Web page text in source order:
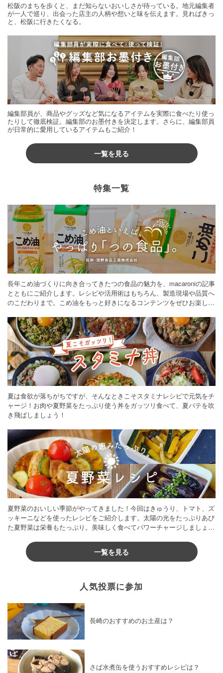
松阪のまちを歩くと、まだ知らないおいしさが待っている。地元編集者
が一人で巡り、出会った店主の人柄や想いと味を伝えます。見ればきっ
と、松阪に行きたくなる。
編集部員が、商品やグッズなど気になるアイテムを実際に食べたり使っ
たりして徹底検証。編集部のお墨付きを決定します。さらに、編集部員
が日常的に愛用しているアイテムもご紹介！
一覧を見る
特集一覧
長年こめ油づくりに向き合ってきたつの食品の魅力を、macaroniの記事
とともにご紹介します。レシピや活用術はもちろん、製造現場や品質へ
のこだわりまで。こめ油をもっと好きになるコンテンツをぜひお楽しみ
夏は食欲が落ちがちですが、そんなときこそスタミナレシピで元気をチ
ャージ！お肉や夏野菜をたっぷり使う丼をガッツリ食べて、夏バテを吹
き飛ばしましょう！
夏野菜のおいしい季節がやってきました！今回はきゅうり、トマト、ズ
ッキーニなどを使ったレシピをご紹介します。太陽の光をたっぷりあび
た夏野菜は栄養もたっぷり。美味しく食べてパワーチャージしましょう
一覧を見る
人気投票に参加
長崎のおすすめのお土産は？
さば水煮缶を使うおすすめレシピは？